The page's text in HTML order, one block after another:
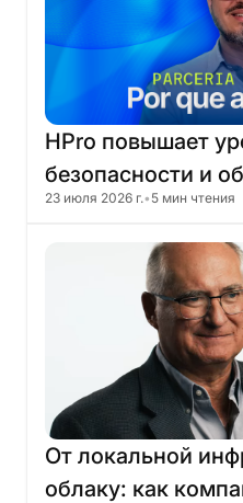
HPro повышает
безопасности и
спокойствие в
в облако
23 июля 2026 г.• 5 мин чтения
От локальной
облаку: как